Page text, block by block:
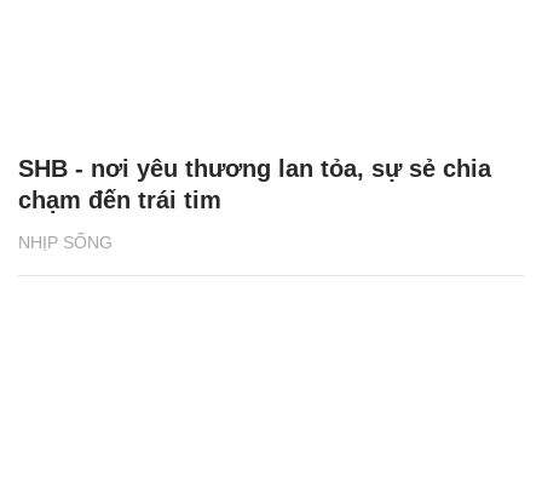
NHỊP SỐNG
SHB - nơi yêu thương lan tỏa, sự sẻ chia
chạm đến trái tim